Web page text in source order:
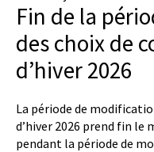
Fin de la
des choix de
d’hiver 2026
La période de
d’hiver 2026 prend fin le
pendant la période de